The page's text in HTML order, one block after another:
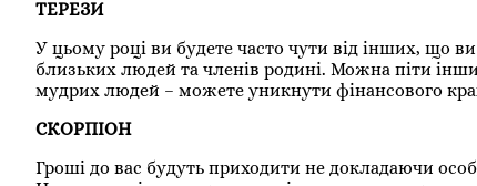
ТЕРЕЗИ
У цьому році ви будете часто чути від інших, що
близьких людей та членів родині. Можна піти
мудрих людей – можете уникнути фінансового
СКОРПІОН
Гроші до вас будуть приходити не докладаючи